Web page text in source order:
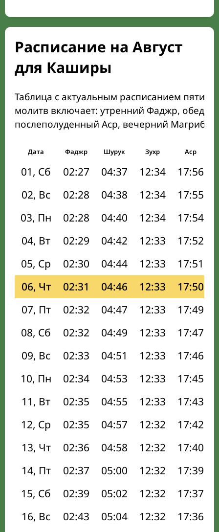
Расписание на Август
для Каширы
Таблица с актуальным расписанием пяти
молитв включает: утренний Фаджр,
послеполуденный Аср, вечерний Магриб
Дата Фаджр Шурук Зухр Аср
01, Сб 02:27 04:37 12:34 17:56
02, Вс
02:28 04:38 12:34 17:55
03, Пн
02:28 04:40 12:34 17:54
04, Вт
02:29 04:42 12:33 17:52
05, Ср
02:30 04:44 12:33 17:51
06, Чт
02:31 04:46 12:33 17:50
07, Пт
02:32 04:47 12:33 17:49
08, Сб
02:32 04:49 12:33 17:47
09, Вс
02:33 04:51 12:33 17:46
10, Пн
02:34 04:53 12:33 17:45
11, Вт
02:35 04:55 12:33 17:43
12, Ср
02:35 04:57 12:32 17:42
13, Чт
02:36 04:58 12:32 17:40
14, Пт
02:37 05:00 12:32 17:39
15, Сб
02:39 05:02 12:32 17:37
16, Вс
02:43 05:04 12:32 17:36